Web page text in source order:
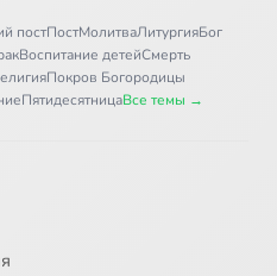
постПостМолитваЛитургияБог
Воспитание детейСмерть
Покров Богородицы
ПятидесятницаВсе темы →